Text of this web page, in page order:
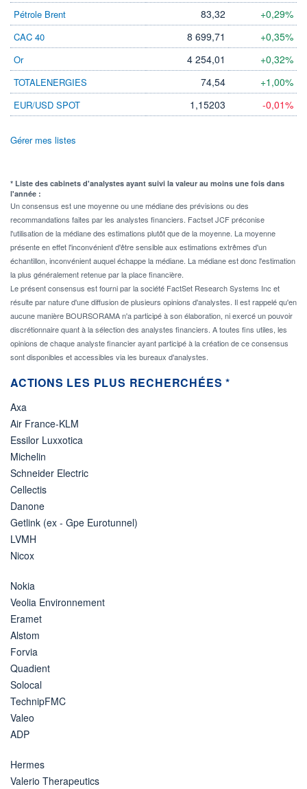
Pétrole Brent 83,32 +0,29%
CAC 40 8 699,71 +0,35%
Or 4 254,01 +0,32%
TOTALENERGIES 74,54 +1,00%
EUR/USD SPOT 1,15203 -0,01%
Gérer mes listes
* Liste des cabinets d'analystes ayant suivi la valeur au moins une fois dans
l'année :
Un consensus est une moyenne ou une médiane des prévisions ou des
recommandations faites par les analystes financiers. Factset JCF préconise
l'utilisation de la médiane des estimations plutôt que de la moyenne. La moyenne
présente en effet l'inconvénient d'être sensible aux estimations extrêmes d'un
échantillon, inconvénient auquel échappe la médiane. La médiane est donc l'estimation
la plus généralement retenue par la place financière.
Le présent consensus est fourni par la société FactSet Research Systems Inc et
résulte par nature d'une diffusion de plusieurs opinions d'analystes. Il est rappelé qu'en
aucune manière BOURSORAMA n'a participé à son élaboration, ni exercé un pouvoir
discrétionnaire quant à la sélection des analystes financiers. A toutes fins utiles, les
opinions de chaque analyste financier ayant participé à la création de ce consensus
sont disponibles et accessibles via les bureaux d'analystes.
ACTIONS LES PLUS RECHERCHÉES *
Axa
Air France-KLM
Essilor Luxxotica
Michelin
Schneider Electric
Cellectis
Danone
Getlink (ex - Gpe Eurotunnel)
LVMH
Nicox
Nokia
Veolia Environnement
Eramet
Alstom
Forvia
Quadient
Solocal
TechnipFMC
Valeo
ADP
Hermes
Valerio Therapeutics